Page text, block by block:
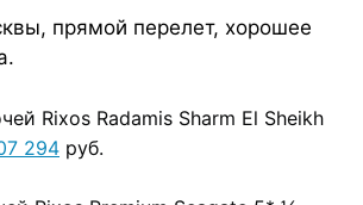
прямой перелет, хорошее
Rixos Radamis Sharm El Sheikh
294 руб.